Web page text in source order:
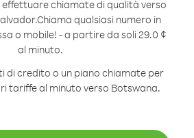
effettuare chiamate di qualità verso
Chiama qualsiasi numero in
o mobile! - a partire da soli 29.0 ¢
al minuto.
di credito o un piano chiamate per
tariffe al minuto verso Botswana.